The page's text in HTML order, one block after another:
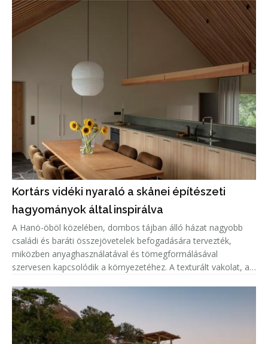
között teljes és
Kortárs vidéki nyaraló a skånei építészeti
hagyományok által inspirálva
A Hanö-öböl közelében, dombos tájban álló házat nagyobb
családi és baráti összejövetelek befogadására tervezték,
miközben anyaghasználatával és tömegformálásával
szervesen kapcsolódik a környezetéhez. A texturált vakolat, a
hagyományokra, vala